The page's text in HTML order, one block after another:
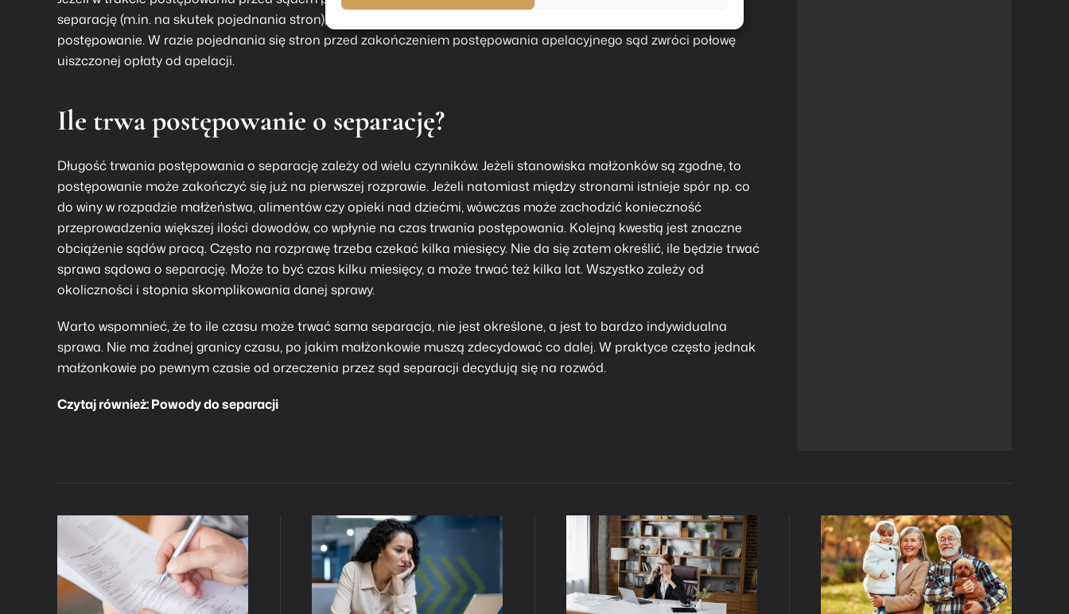
separację (m.in. na skutek pojednania stron), to sąd z urzędu zwróci stronie całą uiszczoną opłatę i umorzy
postępowanie. W razie pojednania się stron przed zakończeniem postępowania apelacyjnego sąd zwróci połowę
uiszczonej opłaty od apelacji.
Ile trwa postępowanie o separację?
Długość trwania postępowania o separację zależy od wielu czynników. Jeżeli stanowiska małżonków są zgodne, to
postępowanie może zakończyć się już na pierwszej rozprawie. Jeżeli natomiast między stronami istnieje spór np. co
do winy w rozpadzie małżeństwa, alimentów czy opieki nad dziećmi, wówczas może zachodzić konieczność
przeprowadzenia większej ilości dowodów, co wpłynie na czas trwania postępowania. Kolejną kwestią jest znaczne
obciążenie sądów pracą. Często na rozprawę trzeba czekać kilka miesięcy. Nie da się zatem określić, ile będzie trwać
sprawa sądowa o separację. Może to być czas kilku miesięcy, a może trwać też kilka lat. Wszystko zależy od
okoliczności i stopnia skomplikowania danej sprawy.
Warto wspomnieć, że to ile czasu może trwać sama separacja, nie jest określone, a jest to bardzo indywidualna
sprawa. Nie ma żadnej granicy czasu, po jakim małżonkowie muszą zdecydować co dalej. W praktyce często jednak
małżonkowie po pewnym czasie od orzeczenia przez sąd separacji decydują się na rozwód.
Czytaj również:Powody do separacji